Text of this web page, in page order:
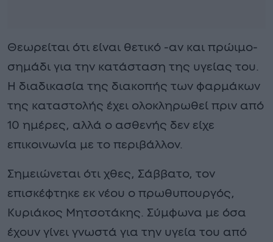
Θεωρείται ότι είναι θετικό -αν και πρώιμο-
σημάδι για την κατάσταση της υγείας του.
Η διαδικασία της διακοπής των φαρμάκων
της καταστολής έχει ολοκληρωθεί πριν από
10 ημέρες, αλλά ο ασθενής δεν είχε
επικοινωνία με το περιβάλλον.
Σημειώνεται ότι χθες, Σάββατο, τον
επισκέφτηκε εκ νέου ο πρωθυπουργός,
Κυριάκος Μητσοτάκης. Σύμφωνα με όσα
έχουν γίνει γνωστά για την υγεία του από